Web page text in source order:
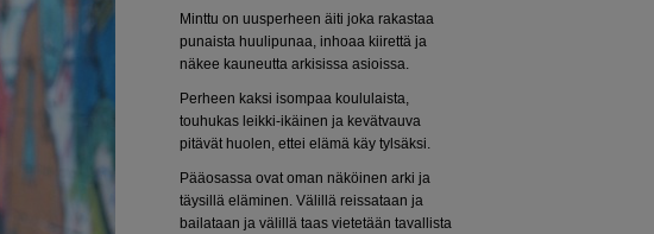
Minttu on uusperheen äiti joka rakastaa
punaista huulipunaa, inhoaa kiirettä ja
näkee kauneutta arkisissa asioissa.
Perheen kaksi isompaa koululaista,
touhukas leikki-ikäinen ja kevätvauva
pitävät huolen, ettei elämä käy tylsäksi.
Pääosassa ovat oman näköinen arki ja
täysillä eläminen. Välillä reissataan ja
bailataan ja välillä taas vietetään tavallista